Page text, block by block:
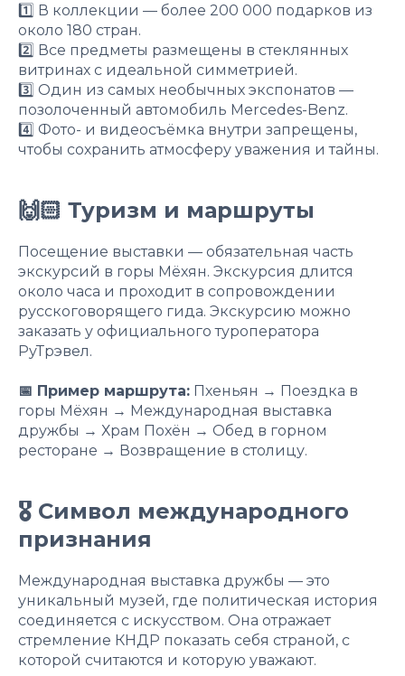
1️⃣ В коллекции — более 200 000 подарков из
около 180 стран.
2️⃣ Все предметы размещены в стеклянных
витринах с идеальной симметрией.
3️⃣ Один из самых необычных экспонатов —
позолоченный автомобиль Mercedes-Benz.
4️⃣ Фото- и видеосъёмка внутри запрещены,
чтобы сохранить атмосферу уважения и тайны.
🙌🏻 Туризм и маршруты
Посещение выставки — обязательная часть
экскурсий в горы Мёхян. Экскурсия длится
около часа и проходит в сопровождении
русскоговорящего гида. Экскурсию можно
заказать у официального туроператора
РуТрэвел.
📅 Пример маршрута: Пхеньян → Поездка в
горы Мёхян → Международная выставка
дружбы → Храм Похён → Обед в горном
ресторане → Возвращение в столицу.
🎖 Символ международного
признания
Международная выставка дружбы — это
уникальный музей, где политическая история
соединяется с искусством. Она отражает
стремление КНДР показать себя страной, с
которой считаются и которую уважают.